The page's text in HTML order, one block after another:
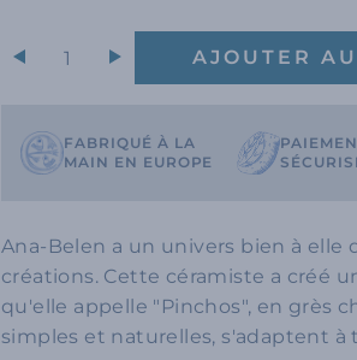
AJOUTER
FABRIQUÉ À LA
MAIN EN EUROPE
Ana-Belen a un univers bien à elle
créations. Cette céramiste a créé
qu'elle appelle "Pinchos", en grès
simples et naturelles, s'adaptent à